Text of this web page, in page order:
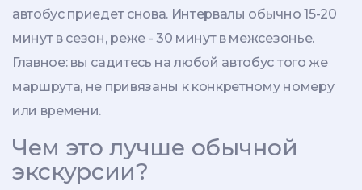
автобус приедет снова. Интервалы обычно 15-20
минут в сезон, реже - 30 минут в межсезонье.
Главное: вы садитесь на любой автобус того же
маршрута, не привязаны к конкретному номеру
или времени.
Чем это лучше обычной
экскурсии?